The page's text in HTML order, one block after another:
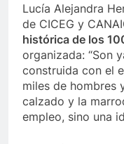
Lucía Alejandra
de CICEG y
histórica de los
organizada: “Son
construida con el
miles de hombres
calzado y la
empleo, sino una